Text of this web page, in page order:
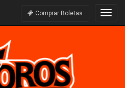
Comprar Boletas